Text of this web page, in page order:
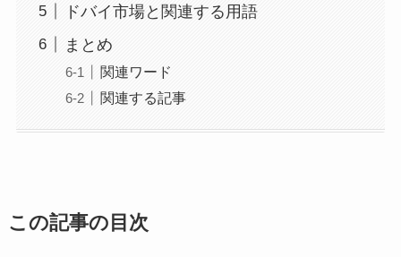
ドバイ市場と関連する用語
まとめ
関連ワード
関連する記事
この記事の目次